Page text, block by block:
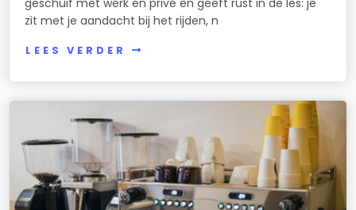
zit met je aandacht bij het rijden, n
LEES VERDER